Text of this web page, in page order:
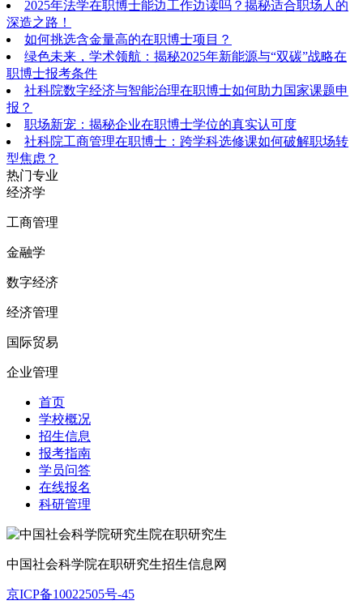
2025年法学在职博士能边工作边读吗？揭秘适合职场人的
深造之路！
如何挑选含金量高的在职博士项目？
绿色未来，学术领航：揭秘2025年新能源与“双碳”战略在
职博士报考条件
社科院数字经济与智能治理在职博士如何助力国家课题申
报？
职场新宠：揭秘企业在职博士学位的真实认可度
社科院工商管理在职博士：跨学科选修课如何破解职场转
型焦虑？
热门专业
经济学
工商管理
金融学
数字经济
经济管理
国际贸易
企业管理
首页
学校概况
招生信息
报考指南
学员问答
在线报名
科研管理
中国社会科学院在职研究生招生信息网
京ICP备10022505号-45